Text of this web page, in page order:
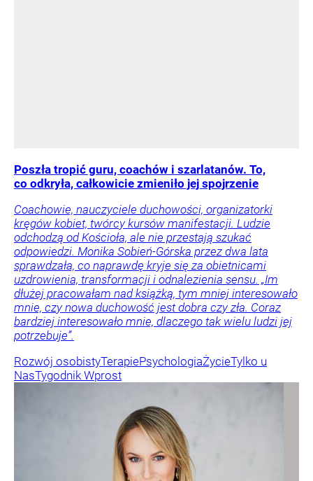
Poszła tropić guru, coachów i szarlatanów. To,
co odkryła, całkowicie zmieniło jej spojrzenie
Coachowie, nauczyciele duchowości, organizatorki
kręgów kobiet, twórcy kursów manifestacji. Ludzie
odchodzą od Kościoła, ale nie przestają szukać
odpowiedzi. Monika Sobień-Górska przez dwa lata
sprawdzała, co naprawdę kryje się za obietnicami
uzdrowienia, transformacji i odnalezienia sensu. „Im
dłużej pracowałam nad książką, tym mniej interesowało
mnie, czy nowa duchowość jest dobra czy zła. Coraz
bardziej interesowało mnie, dlaczego tak wielu ludzi jej
potrzebuje”.
Rozwój osobistyTerapiePsychologiaŻycieTylko u
NasTygodnik Wprost